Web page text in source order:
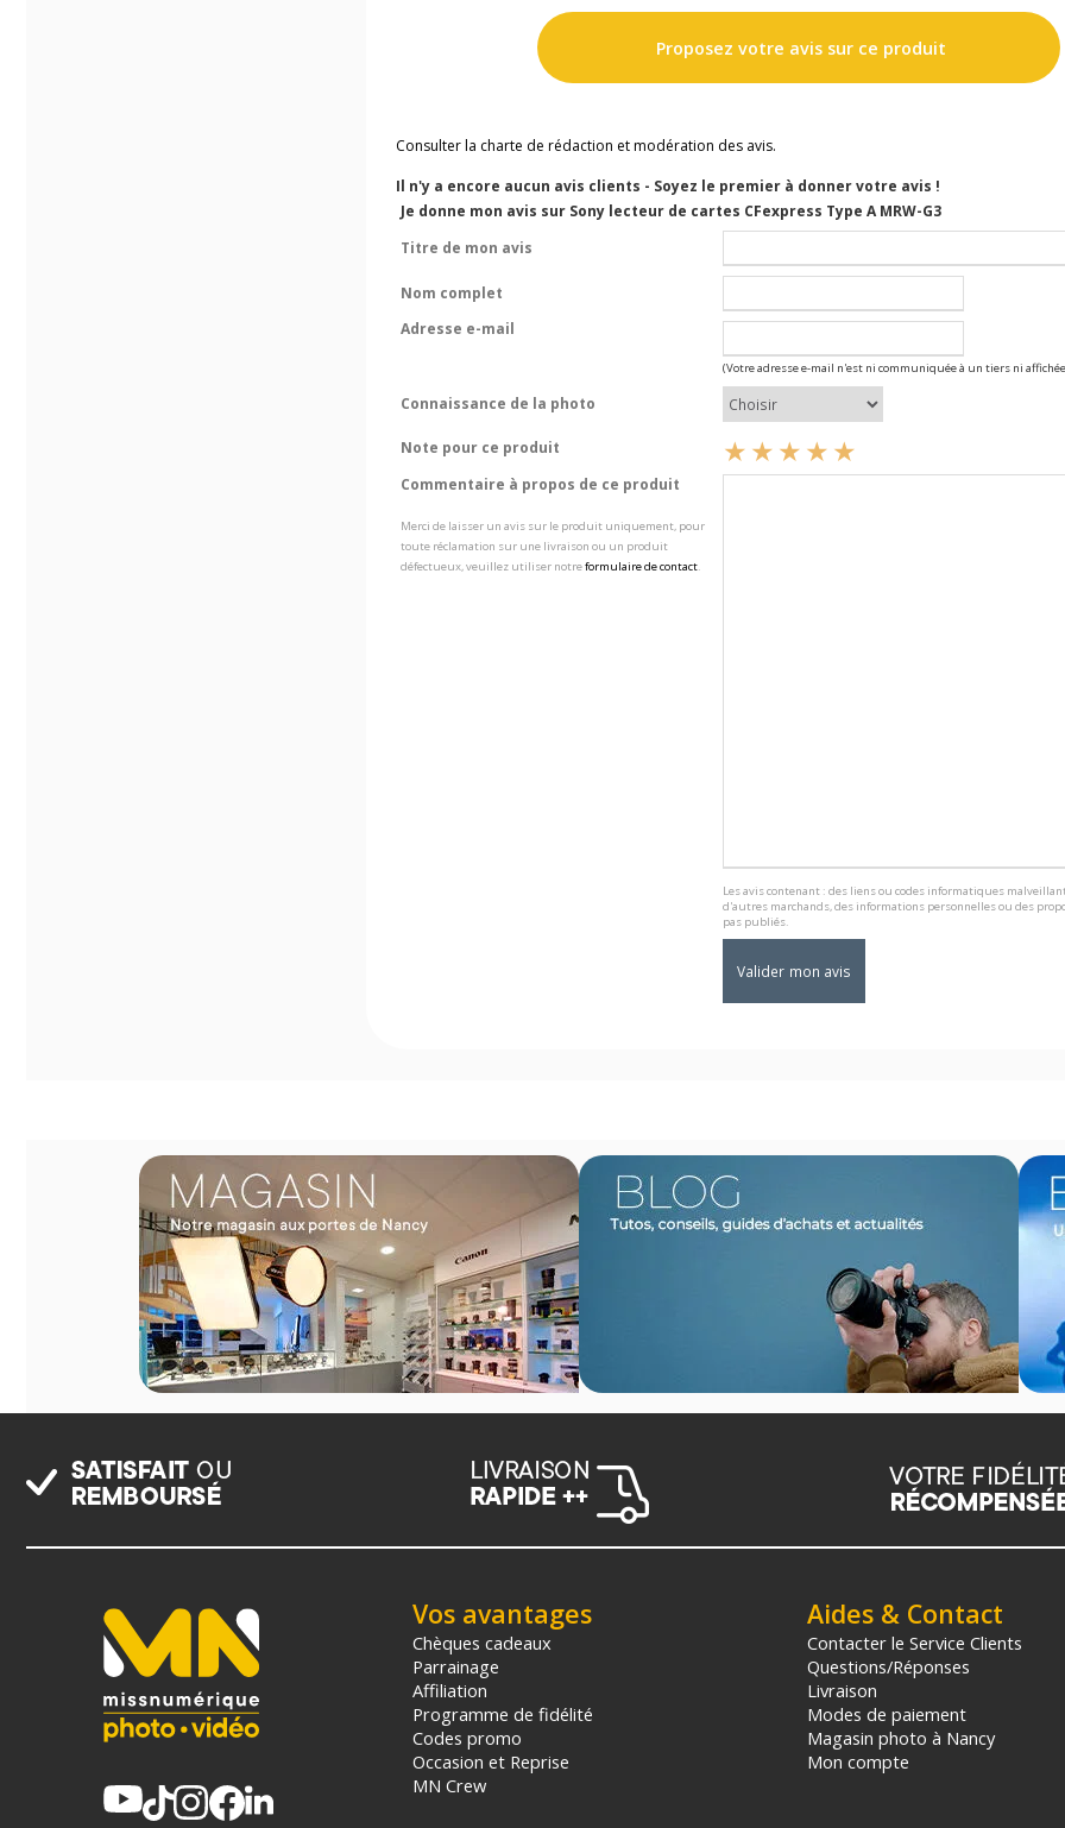
Proposez votre avis sur ce produit
Consulter la charte de rédaction et modération des avis.
Il n'y a encore aucun avis clients - Soyez le premier à donner votre avis !
Je donne mon avis sur Sony lecteur de cartes CFexpress Type A MRW-G3
Titre de mon avis
Nom complet
Adresse e-mail
(Votre adresse e-mail n'est ni communiquée à un tiers ni
Connaissance de la photo
Note pour ce produit
Commentaire à propos de ce produit
Merci de laisser un avis sur le produit uniquement, pour
toute réclamation sur une livraison ou un produit
défectueux, veuillez utiliser notreformulaire de contact.
Les avis contenant : des liens ou codes informatiques
d'autres marchands, des informations personnelles ou des
pas publiés.
Vos avantages
Chèques cadeaux
Parrainage
Affiliation
Programme de fidélité
Codes promo
Occasion et Reprise
MN Crew
Aides & Contact
Contacter le Service Clients
Questions/Réponses
Livraison
Modes de paiement
Magasin photo à Nancy
Mon compte